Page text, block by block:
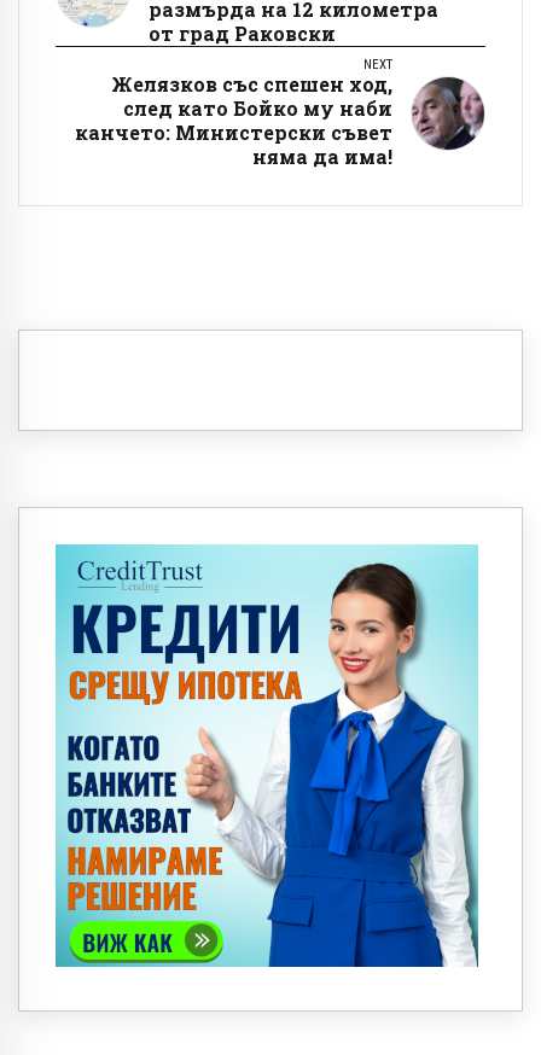
размърда на 12 километра
от град Раковски
NEXT
Желязков със спешен ход,
след като Бойко му наби
канчето: Министерски съвет
няма да има!